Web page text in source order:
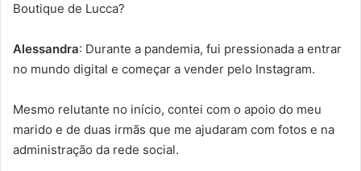
Boutique de Lucca?
Alessandra: Durante a pandemia, fui pressionada a entrar
no mundo digital e começar a vender pelo Instagram.
Mesmo relutante no início, contei com o apoio do meu
marido e de duas irmãs que me ajudaram com fotos e na
administração da rede social.